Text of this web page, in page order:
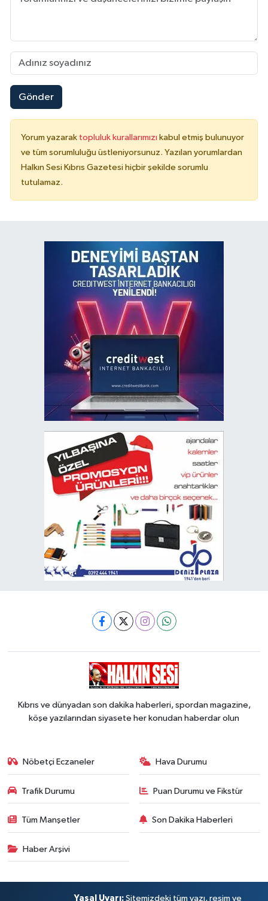
Gönder
Yorum yazarak topluluk kurallarımızı kabul etmiş bulunuyor
ve tüm sorumluluğu üstleniyorsunuz. Yazılan yorumlardan
Halkın Sesi Kıbrıs Gazetesi hiçbir şekilde sorumlu
tutulamaz.
Kıbrıs ve dünyadan son dakika haberleri, spordan magazine,
köşe yazılarından siyasete her konudan haberdar olun
Nöbetçi Eczaneler Hava Durumu
Trafik Durumu Puan Durumu ve Fikstür
Tüm Manşetler Son Dakika Haberleri
Haber Arşivi
Yasal Uyarı: Sitemizdeki tüm yazı, resim ve